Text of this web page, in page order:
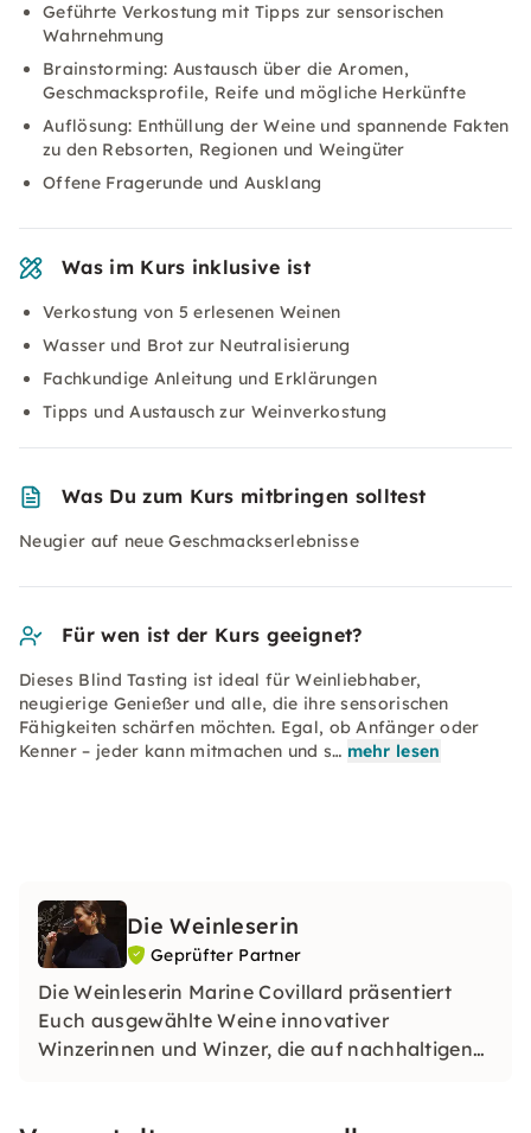
Geführte Verkostung mit Tipps zur sensorischen
Wahrnehmung
Brainstorming: Austausch über die Aromen,
Geschmacksprofile, Reife und mögliche Herkünfte
Auflösung: Enthüllung der Weine und spannende Fakten
zu den Rebsorten, Regionen und Weingüter
Offene Fragerunde und Ausklang
Was im Kurs inklusive ist
Verkostung von 5 erlesenen Weinen
Wasser und Brot zur Neutralisierung
Fachkundige Anleitung und Erklärungen
Tipps und Austausch zur Weinverkostung
Was Du zum Kurs mitbringen solltest
Neugier auf neue Geschmackserlebnisse
Für wen ist der Kurs geeignet?
Dieses Blind Tasting ist ideal für Weinliebhaber,
neugierige Genießer und alle, die ihre sensorischen
Fähigkeiten schärfen möchten. Egal, ob Anfänger oder
Kenner – jeder kann mitmachen und s… mehr lesen
Die Weinleserin
Geprüfter Partner
Die Weinleserin Marine Covillard präsentiert
Euch ausgewählte Weine innovativer
Winzerinnen und Winzer, die auf nachhaltigen